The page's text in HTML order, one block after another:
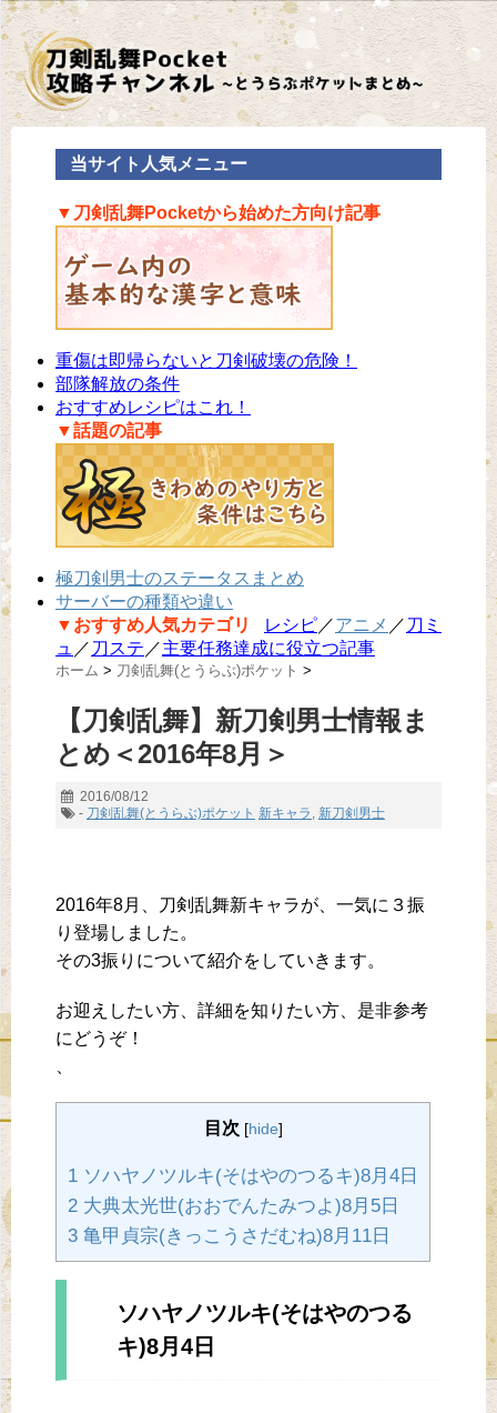
当サイト人気メニュー
▼刀剣乱舞Pocketから始めた方向け記事
重傷は即帰らないと刀剣破壊の危険！
部隊解放の条件
おすすめレシピはこれ！
▼話題の記事
極刀剣男士のステータスまとめ
サーバーの種類や違い
▼おすすめ人気カテゴリ
レシピ／アニメ ／ 刀ミ
ュ ／ 刀ステ ／主要任務達成に役立つ記事
ホーム > 刀剣乱舞(とうらぶ)ポケット >
【刀剣乱舞】新刀剣男士情報ま
とめ＜2016年8月＞
2016/08/12
- 刀剣乱舞(とうらぶ)ポケット 新キャラ , 新刀剣男士
2016年8月、刀剣乱舞新キャラが、一気に３振
り登場しました。
その3振りについて紹介をしていきます。
お迎えしたい方、詳細を知りたい方、是非参考
にどうぞ！
、
目次 [hide]
1 ソハヤノツルキ(そはやのつるキ)8月4日
2 大典太光世(おおでんたみつよ)8月5日
3 亀甲貞宗(きっこうさだむね)8月11日
ソハヤノツルキ(そはやのつる
キ)8月4日